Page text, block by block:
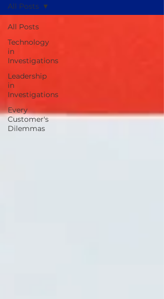
All Posts
Technology
in
Investigations
Leadership
in
Investigations
Every
Customer's
Dilemmas
All Posts